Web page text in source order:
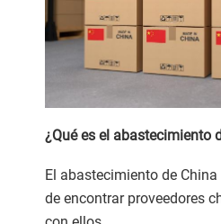
¿Qué es el abastecimiento
El abastecimiento de
de encontrar proveedores